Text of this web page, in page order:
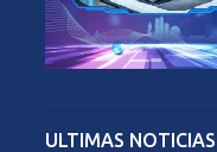
ULTIMAS NOTICIAS